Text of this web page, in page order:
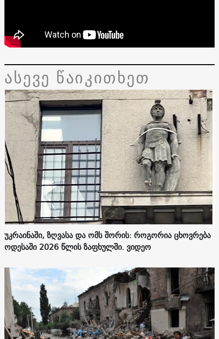
ასევე წაიკითხეთ
უკრაინაში, ზღვასა და ომს შორის: როგორია ცხოვრება
ოდესაში 2026 წლის ზაფხულში. ვიდეო